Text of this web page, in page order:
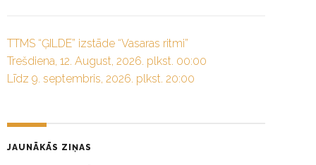
TTMS “ĢILDE” izstāde “Vasaras ritmi”
Trešdiena, 12. August, 2026. plkst. 00:00
Līdz 9. septembris, 2026. plkst. 20:00
JAUNĀKĀS ZIŅAS